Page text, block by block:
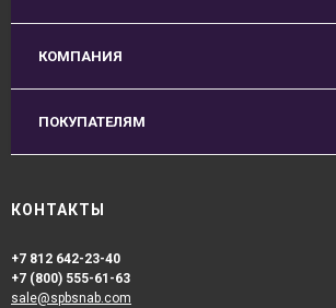
КОМПАНИЯ
ПОКУПАТЕЛЯМ
КОНТАКТЫ
+7 812 642-23-40
+7 (800) 555-61-63
sale@spbsnab.com